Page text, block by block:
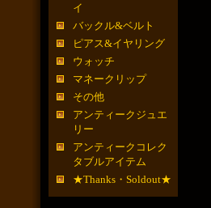
イ
バックル&ベルト
ピアス&イヤリング
ウォッチ
マネークリップ
その他
アンティークジュエ
リー
アンティークコレク
タブルアイテム
★Thanks・Soldout★